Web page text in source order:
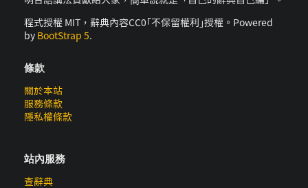
程式授權 MIT，辭典內容CC0｢不保留權利｣授權。Powered
by BootStrap 5.
條款
關於本站
服務條款
隱私權條款
站內服務
查辭典